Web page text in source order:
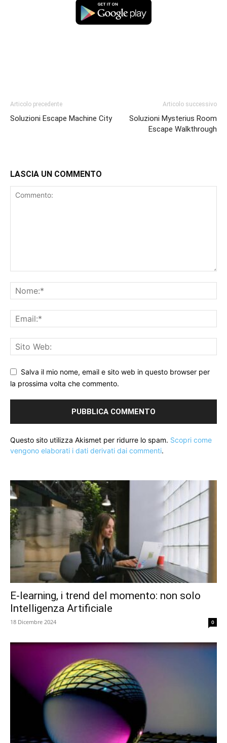
Articolo precedente
Soluzioni Escape Machine City
Articolo successivo
Soluzioni Mysterius Room
Escape Walkthrough
LASCIA UN COMMENTO
Salva il mio nome, email e sito web in questo browser per
la prossima volta che commento.
Questo sito utilizza Akismet per ridurre lo spam. Scopri come
vengono elaborati i dati derivati dai commenti.
E-learning, i trend del momento: non solo
Intelligenza Artificiale
18 Dicembre 2024 0